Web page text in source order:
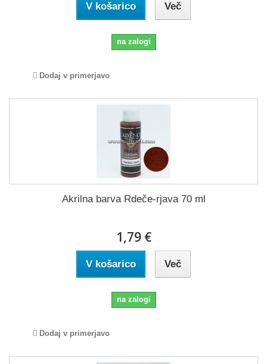
V košarico Več
na zalogi
Dodaj v primerjavo
Akrilna barva Rdeče-rjava 70 ml
1,79 €
V košarico Več
na zalogi
Dodaj v primerjavo